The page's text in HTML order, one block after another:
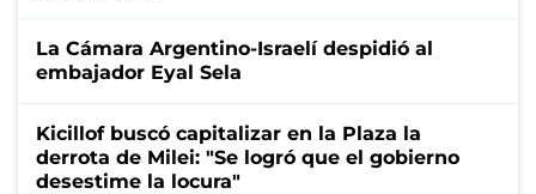
La Cámara Argentino-Israelí despidió al
embajador Eyal Sela
Kicillof buscó capitalizar en la Plaza la
derrota de Milei: "Se logró que el gobierno
desestime la locura"